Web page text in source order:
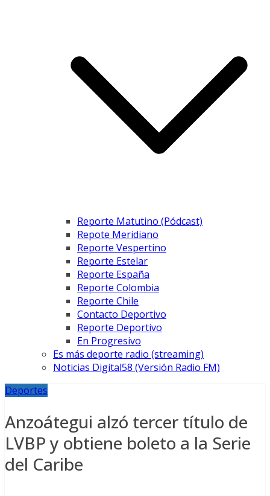
Reporte Matutino (Pódcast)
Repote Meridiano
Reporte Vespertino
Reporte Estelar
Reporte España
Reporte Colombia
Reporte Chile
Contacto Deportivo
Reporte Deportivo
En Progresivo
Es más deporte radio (streaming)
Noticias Digital58 (Versión Radio FM)
Deportes
Anzoátegui alzó tercer título de
LVBP y obtiene boleto a la Serie
del Caribe